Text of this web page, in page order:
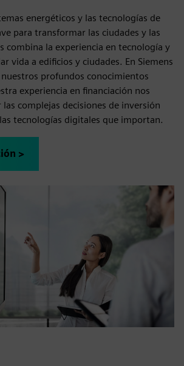
energéticos y las tecnologías de
para transformar las ciudades y las
combina la experiencia en tecnología y
vida a edificios y ciudades. En Siemens
nuestros profundos conocimientos
experiencia en financiación nos
complejas decisiones de inversión
tecnologías digitales que importan.
>